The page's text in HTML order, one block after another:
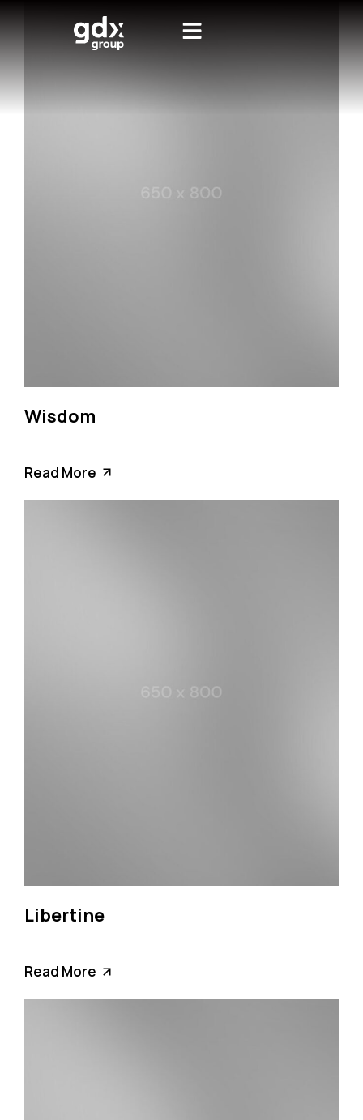
Wisdom
Read More
Libertine
Read More